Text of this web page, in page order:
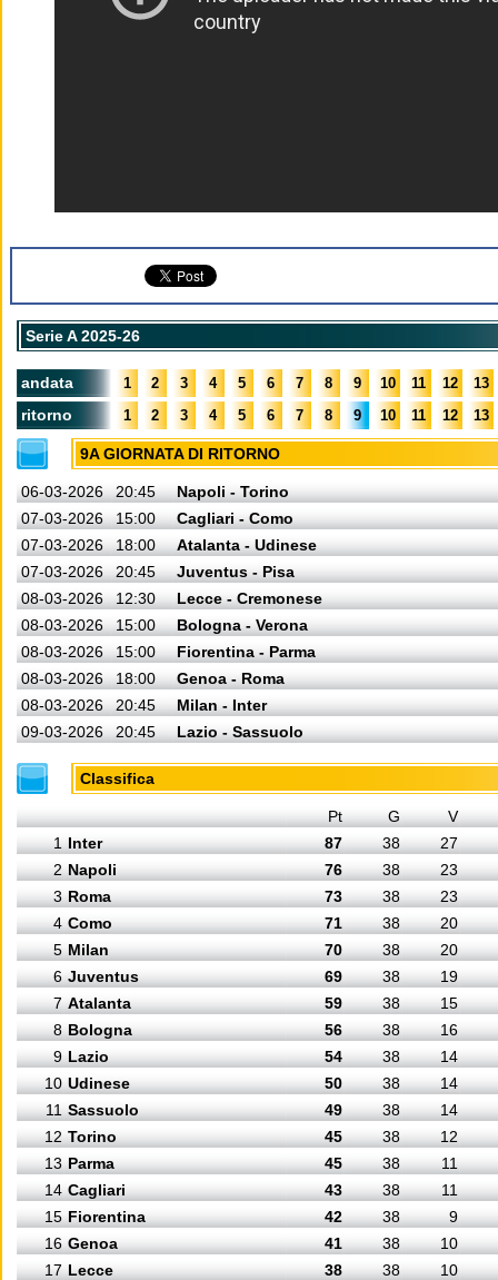
Serie A 2025-26
andata 1 2 3 4 5 6 7 8 9 10 11 12 13
ritorno 1 2 3 4 5 6 7 8 9 10 11 12 13
9A GIORNATA DI RITORNO
06-03-2026 20:45
Napoli - Torino
07-03-2026
15:00
Cagliari - Como
07-03-2026
18:00
Atalanta - Udinese
07-03-2026
20:45
Juventus - Pisa
08-03-2026
12:30
Lecce - Cremonese
08-03-2026
15:00
Bologna - Verona
08-03-2026
15:00
Fiorentina - Parma
08-03-2026
18:00
Genoa - Roma
08-03-2026
20:45
Milan - Inter
09-03-2026
20:45 Lazio - Sassuolo
Classifica
Pt G
V
1 Inter 87 38
27
2 Napoli 76 38
23
3 Roma 73 38
23
4 Como 71 38
20
5 Milan 70 38
20
6 Juventus 69 38
19
7 Atalanta 59 38
15
8 Bologna 56 38
16
9 Lazio 54 38
14
10 Udinese 50 38
14
11 Sassuolo 49 38
14
12 Torino 45 38
12
13 Parma 45 38
11
14 Cagliari 43 38
11
15 Fiorentina 42 38
9
16 Genoa 41 38
10
17 Lecce 38 38
10